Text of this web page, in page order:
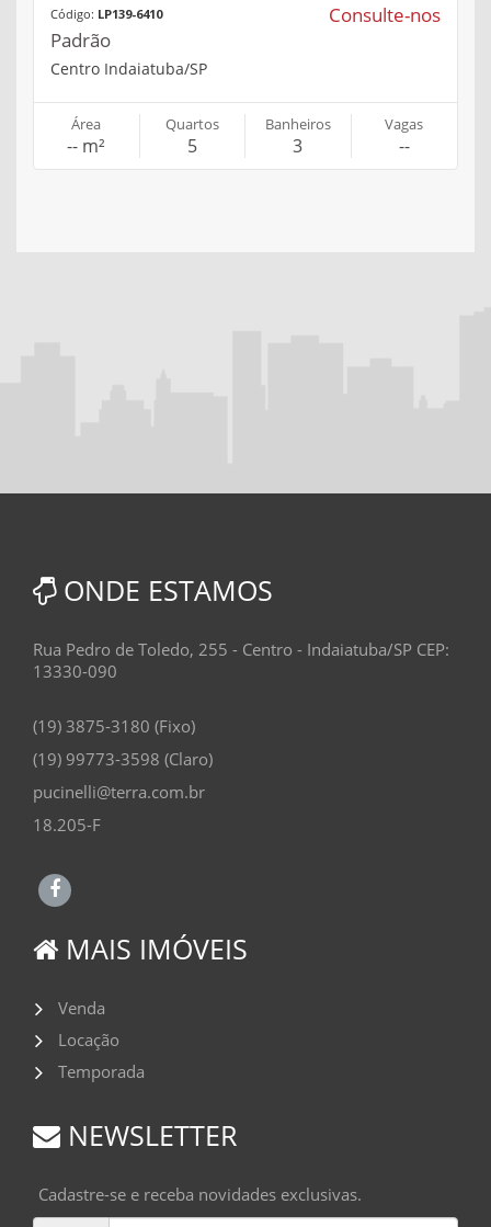
Consulte-nos
Código: LP139-6410
Padrão
Centro Indaiatuba/SP
Área
-- m²
Quartos
5
Banheiros
3
Vagas
--
ONDE ESTAMOS
Rua Pedro de Toledo, 255 - Centro - Indaiatuba/SP CEP:
13330-090
(19) 3875-3180 (Fixo)
(19) 99773-3598 (Claro)
pucinelli@terra.com.br
18.205-F
MAIS IMÓVEIS
Venda
Locação
Temporada
NEWSLETTER
Cadastre-se e receba novidades exclusivas.